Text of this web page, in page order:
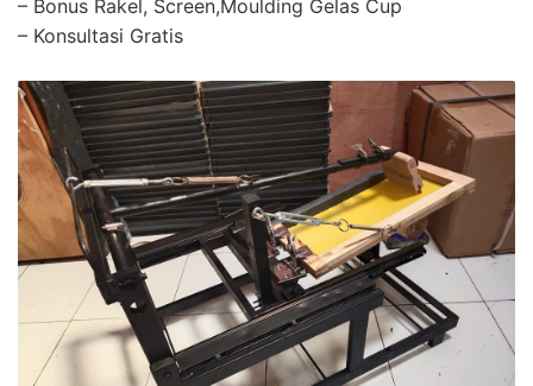
– Bonus Rakel, Screen,Moulding Gelas Cup
– Konsultasi Gratis